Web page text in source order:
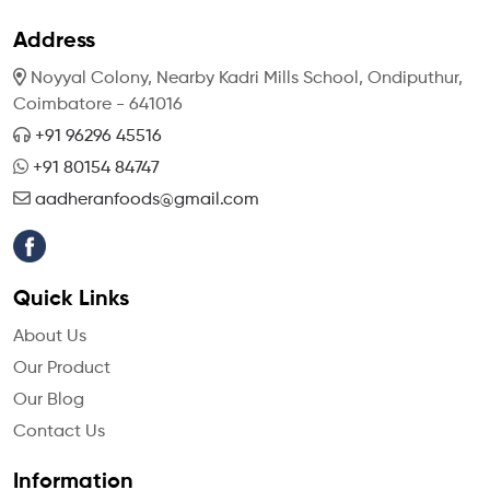
Address
Noyyal Colony, Nearby Kadri Mills School, Ondiputhur,
Coimbatore - 641016
+91 96296 45516
+91 80154 84747
aadheranfoods@gmail.com
Quick Links
About Us
Our Product
Our Blog
Contact Us
Information